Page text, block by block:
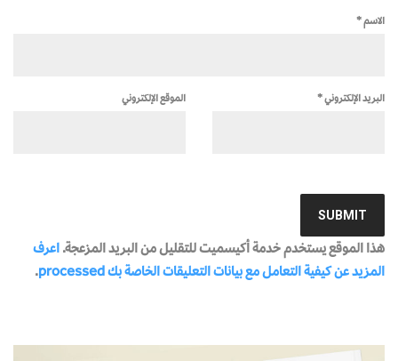
الاسم*
البريد الإلكتروني* الموقع الإلكتروني
هذا الموقع يستخدم خدمة أكيسميت للتقليل من البريد المزعجة. اعرف
المزيد عن كيفية التعامل مع بيانات التعليقات الخاصة بك processed
.